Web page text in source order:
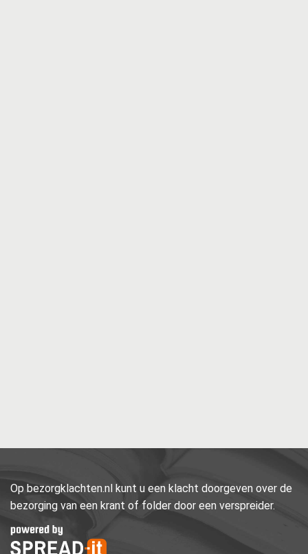
Op bezorgklachten.nl kunt u een klacht doorgeven over de
bezorging van een krant of folder door een verspreider.